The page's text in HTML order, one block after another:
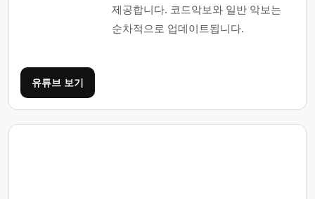
제공합니다. 코드악보와 일반 악보는
순차적으로 업데이트됩니다.
유튜브 보기